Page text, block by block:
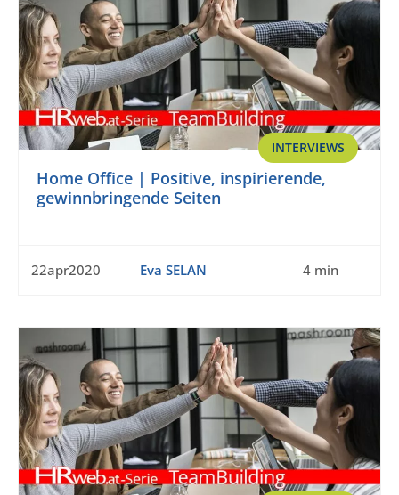
INTERVIEWS
Home Office | Positive, inspirierende,
gewinnbringende Seiten
22apr2020 Eva SELAN 4 min